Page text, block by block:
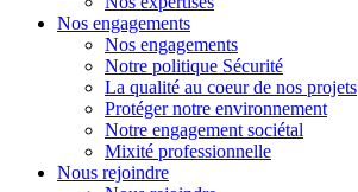
Nos engagements
Nos engagements
Notre politique Sécurité
La qualité au coeur de nos projets
Protéger notre environnement
Notre engagement sociétal
Mixité professionnelle
Nous rejoindre